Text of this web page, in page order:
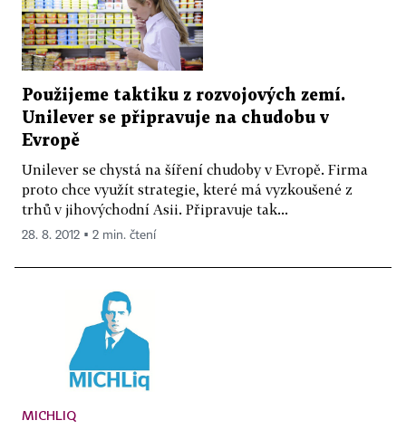
Použijeme taktiku z rozvojových zemí.
Unilever se připravuje na chudobu v
Evropě
Unilever se chystá na šíření chudoby v Evropě. Firma
proto chce využít strategie, které má vyzkoušené z
trhů v jihovýchodní Asii. Připravuje tak...
28. 8. 2012 ▪ 2 min. čtení
MICHLIQ